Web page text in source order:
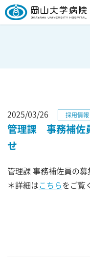
2025/03/26 採用情報
管理課 事務補佐
せ
管理課 事務補佐員の募
＊詳細はこちらをご覧